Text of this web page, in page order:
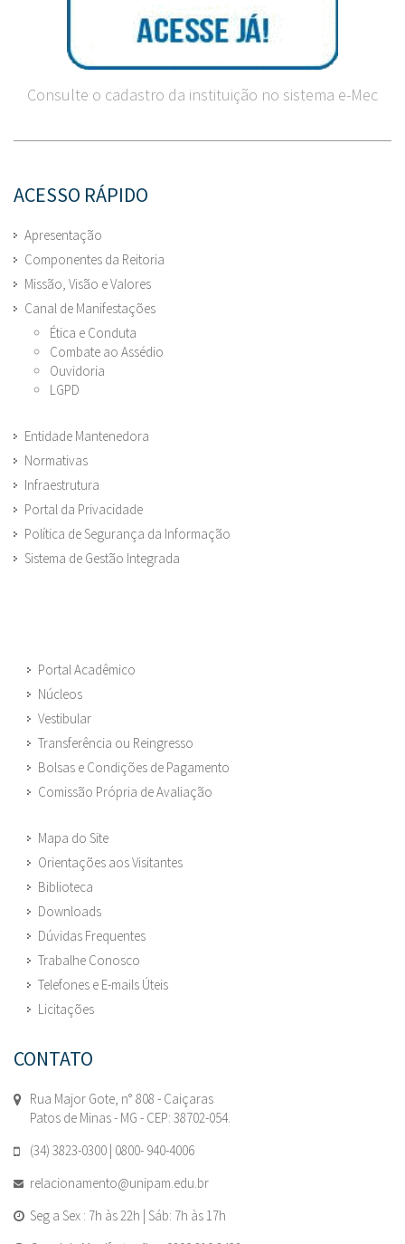
Consulte o cadastro da instituição no sistema e-Mec
ACESSO RÁPIDO
Apresentação
Componentes da Reitoria
Missão, Visão e Valores
Canal de Manifestações
Ética e Conduta
Combate ao Assédio
Ouvidoria
LGPD
Entidade Mantenedora
Normativas
Infraestrutura
Portal da Privacidade
Política de Segurança da Informação
Sistema de Gestão Integrada
Portal Acadêmico
Núcleos
Vestibular
Transferência ou Reingresso
Bolsas e Condições de Pagamento
Comissão Própria de Avaliação
Mapa do Site
Orientações aos Visitantes
Biblioteca
Downloads
Dúvidas Frequentes
Trabalhe Conosco
Telefones e E-mails Úteis
Licitações
CONTATO
Rua Major Gote, n° 808 - Caiçaras
Patos de Minas - MG - CEP: 38702-054.
(34) 3823-0300 | 0800- 940-4006
relacionamento@unipam.edu.br
Seg a Sex : 7h às 22h | Sáb: 7h às 17h